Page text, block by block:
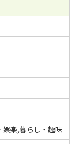
娯楽,暮らし・趣味